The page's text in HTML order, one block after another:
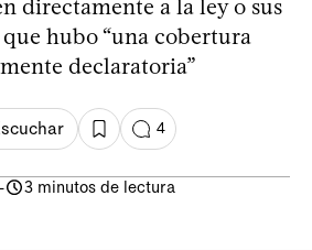
directamente a la ley o sus
que hubo “una cobertura
declaratoria”
4
3 minutos de lectura